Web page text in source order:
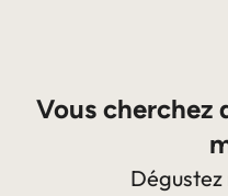
Vous cherchez